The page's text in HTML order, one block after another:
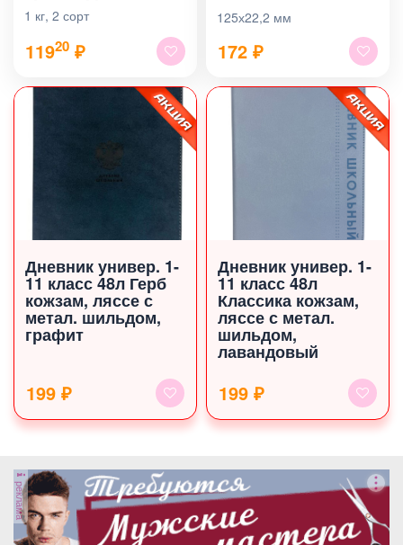
1 кг, 2 сорт
11920 ₽
125х22,2 мм
172 ₽
Дневник универ. 1-
11 класс 48л Герб
кожзам, ляссе с
метал. шильдом,
графит
199 ₽
Дневник универ. 1-
11 класс 48л
Классика кожзам,
ляссе с метал.
шильдом,
лавандовый
199 ₽
реклама